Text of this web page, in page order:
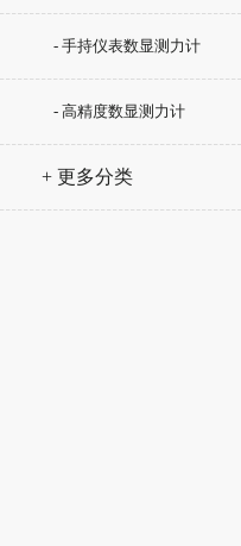
- 手持仪表数显测力计
- 高精度数显测力计
+ 更多分类